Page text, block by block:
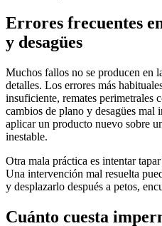
Errores frecuentes
y desagües
Muchos fallos no se producen en
detalles. Los errores más
insuficiente, remates perimetrales
cambios de plano y desagües mal
aplicar un producto nuevo sobre
inestable.
Otra mala práctica es intentar
Una intervención mal resuelta
y desplazarlo después a petos,
Cuánto cuesta